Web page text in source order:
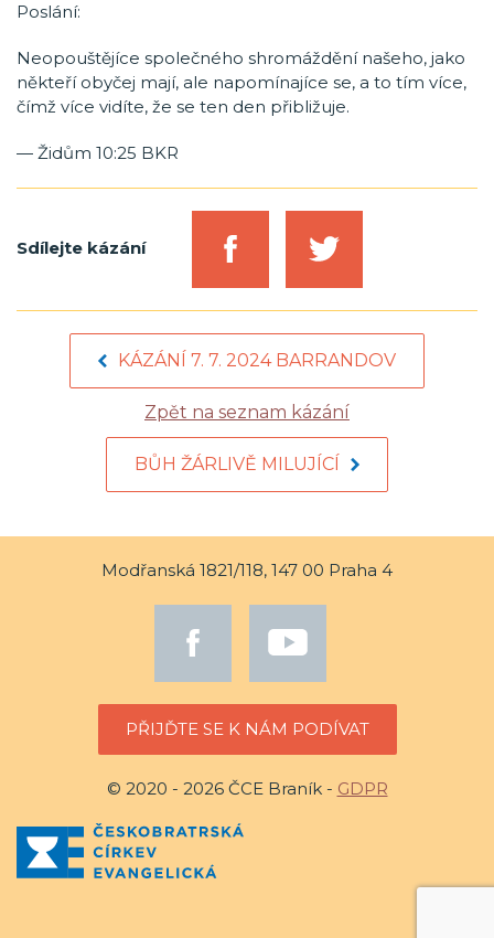
Poslání:
Neopouštějíce společného shromáždění našeho, jako
někteří obyčej mají, ale napomínajíce se, a to tím více,
čímž více vidíte, že se ten den přibližuje.
— Židům 10:25 BKR
Sdílejte kázání
KÁZÁNÍ 7. 7. 2024 BARRANDOV
Zpět na seznam kázání
BŮH ŽÁRLIVĚ MILUJÍCÍ
Modřanská 1821/118, 147 00 Praha 4
PŘIJĎTE SE K NÁM PODÍVAT
© 2020 - 2026 ČCE Braník - GDPR